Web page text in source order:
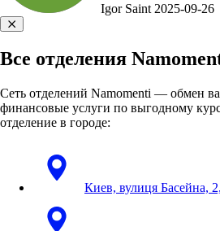
Igor Saint 2025-09-26
Все отделения
Сеть отделений Namomenti — обмен
финансовые услуги по выгодному
отделение в городе:
Киев, вулиця Басейна,